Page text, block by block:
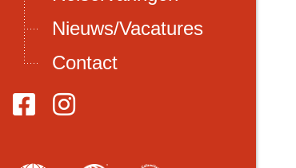
Nieuws/Vacatures
Contact